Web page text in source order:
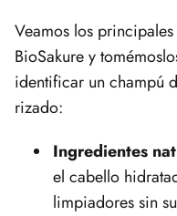
Veamos los
BioSakure y
identificar un champú
rizado:
Ingredientes
el cabello
limpiadores sin